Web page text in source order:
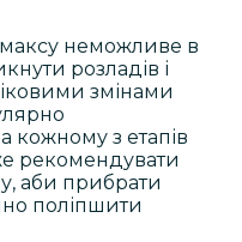
неможливе в
розладів і
змінами
кожному з етапів
рекомендувати
аби прибрати
поліпшити